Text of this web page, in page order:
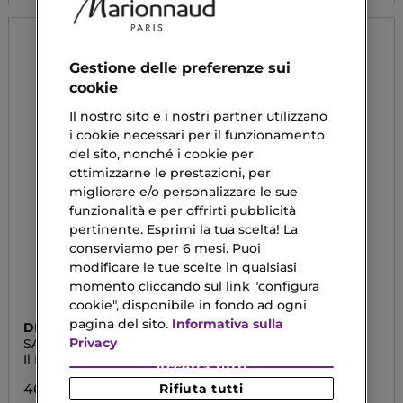
DIOR
SAUVAGE
Il Detergente
46,13 €
REDKEN
34,14 €
Gestione delle preferenze sui
cookie
Il nostro sito e i nostri partner utilizzano
i cookie necessari per il funzionamento
del sito, nonché i cookie per
ottimizzarne le prestazioni, per
migliorare e/o personalizzare le sue
funzionalità e per offrirti pubblicità
pertinente. Esprimi la tua scelta! La
conserviamo per 6 mesi. Puoi
modificare le tue scelte in qualsiasi
momento cliccando sul link "configura
cookie", disponibile in fondo ad ogni
pagina del sito. Informativa sulla
Privacy
Rifiuta tutti
Accetta tutti